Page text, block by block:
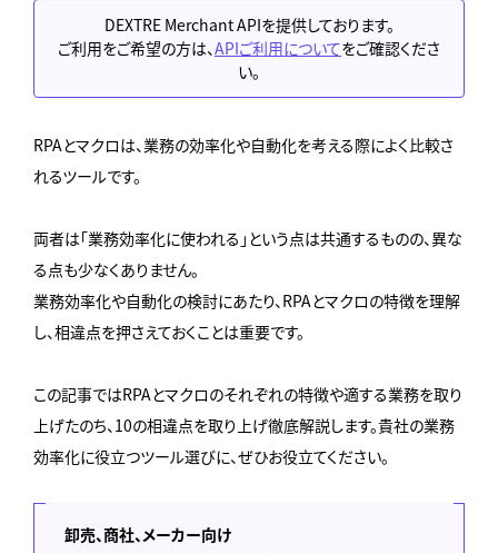
DEXTRE Merchant APIを提供しております。
ご利用をご希望の方は、APIご利用についてをご確認くださ
い。
RPAとマクロは、業務の効率化や自動化を考える際によく比較さ
れるツールです。
両者は「業務効率化に使われる」という点は共通するものの、異な
る点も少なくありません。
業務効率化や自動化の検討にあたり、RPAとマクロの特徴を理解
し、相違点を押さえておくことは重要です。
この記事ではRPAとマクロのそれぞれの特徴や適する業務を取り
上げたのち、10の相違点を取り上げ徹底解説します。貴社の業務
効率化に役立つツール選びに、ぜひお役立てください。
卸売、商社、メーカー向け